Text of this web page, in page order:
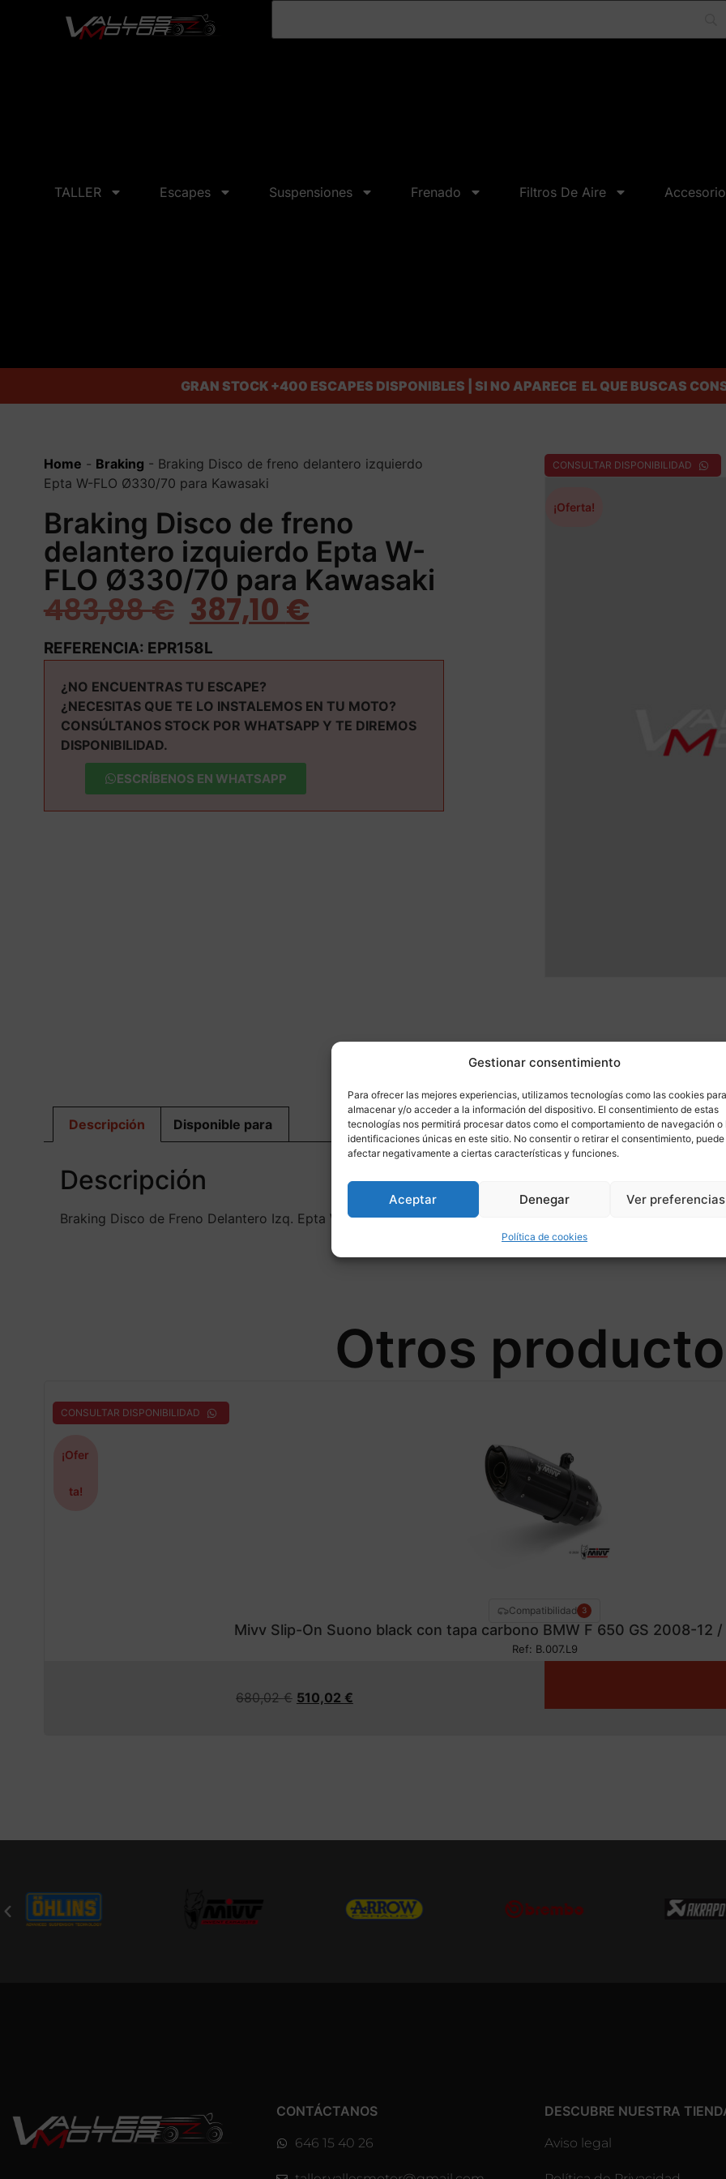
Gestionar consentimiento
Para ofrecer las mejores experiencias, utilizamos tecnologías como las cookies para
almacenar y/o acceder a la información del dispositivo. El consentimiento de estas
tecnologías nos permitirá procesar datos como el comportamiento de navegación o
identificaciones únicas en este sitio. No consentir o retirar el consentimiento, puede
afectar negativamente a ciertas características y funciones.
Aceptar Denegar Ver preferencias
Política de cookies
TALLER Escapes Suspensiones Frenado Filtros De Aire
GRAN STOCK +400 ESCAPES DISPONIBLES | SI NO APARECE EL QUE BUSCAS
Home - Braking - Braking Disco de freno delantero izquierdo
Epta W-FLO Ø330/70 para Kawasaki
Braking Disco de freno
delantero izquierdo Epta W-
FLO Ø330/70 para Kawasaki
483,88€ 387,10 €
REFERENCIA: EPR158L
¿NO ENCUENTRAS TU ESCAPE?
¿NECESITAS QUE TE LO INSTALEMOS EN TU MOTO?
CONSÚLTANOS STOCK POR WHATSAPP Y TE DIREMOS
DISPONIBILIDAD.
ESCRÍBENOS EN WHATSAPP
CONSULTAR DISPONIBILIDAD
¡Oferta!
Más
Descripción Disponible para
Descripción
Braking Disco de Freno Delantero Izq. Epta W-FLO Ø330/70 para KAWASAKI
Otros
CONSULTAR DISPONIBILIDAD
¡Ofer
ta!
Compatibilidad 3
Mivv Slip-On Suono black con tapa carbono BMW F 650 GS 2008-12
Ref: B.007.L9
680,02€ 510,02 €
CONTÁCTANOS
646 15 40 26
DESCUBRE NUESTRA
Aviso legal